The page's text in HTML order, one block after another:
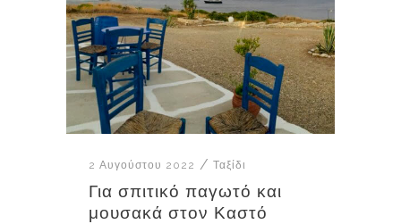
2 Αυγούστου 2022 Ταξίδι
Για σπιτικό παγωτό και
μουσακά στον Καστό